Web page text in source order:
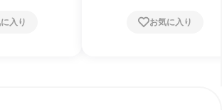
入り お気に入り